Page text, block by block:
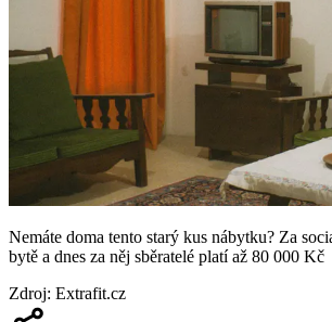
Nemáte doma tento starý kus nábytku? Za
bytě a dnes za něj sběratelé platí až 80 000 Kč
Zdroj: Extrafit.cz